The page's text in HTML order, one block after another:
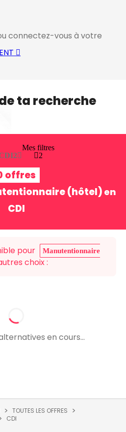
connectez-vous à votre
ta recherche
2
Mes filtres
2
offres
(hôtel) en
CDI
pour
Manutentionnaire
choix :
en cours...
TOUTES LES OFFRES
CDI